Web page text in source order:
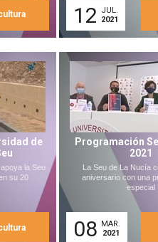
12
JUL.
2021
de
la Seu
su 20
Programación
2021
La Seu de La Nucía
aniversario con una
especial
08 MAR.
2021